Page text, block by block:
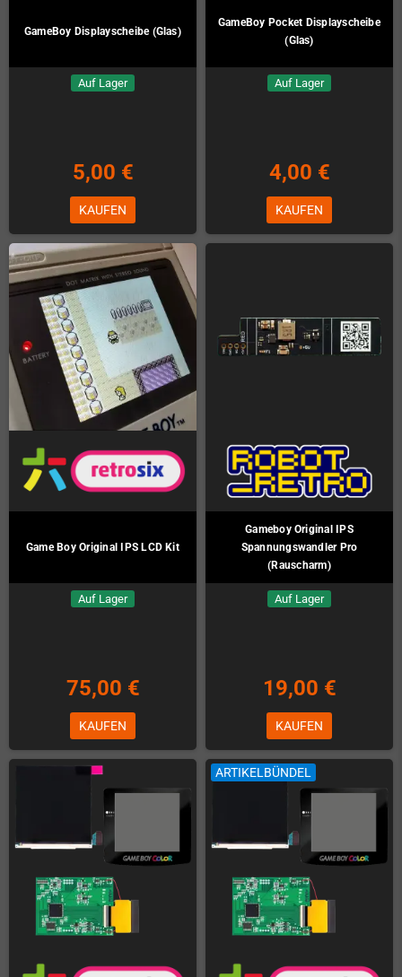
GameBoy Displayscheibe (Glas)
Auf Lager
5,00 €
KAUFEN
GameBoy Pocket Displayscheibe
(Glas)
Auf Lager
4,00 €
KAUFEN
Game Boy Original IPS LCD Kit
Auf Lager
75,00 €
KAUFEN
Gameboy Original IPS
Spannungswandler Pro
(Rauscharm)
Auf Lager
19,00 €
KAUFEN
ARTIKELBÜNDEL